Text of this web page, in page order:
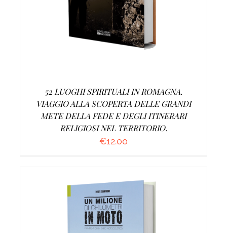
52 LUOGHI SPIRITUALI IN ROMAGNA.
VIAGGIO ALLA SCOPERTA DELLE GRANDI
METE DELLA FEDE E DEGLI ITINERARI
RELIGIOSI NEL TERRITORIO.
€12.00